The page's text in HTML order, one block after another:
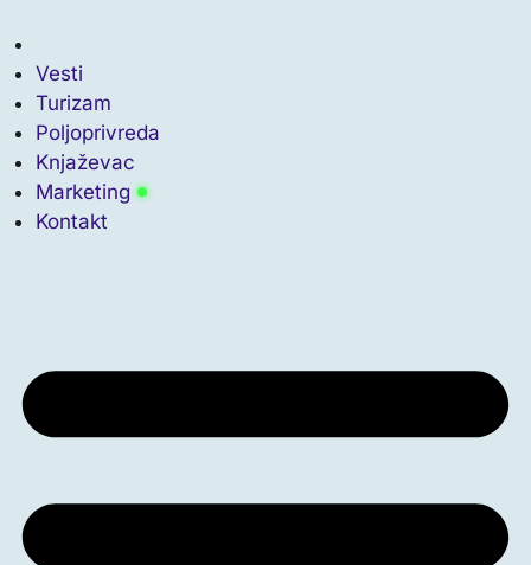
Vesti
Turizam
Poljoprivreda
Knjaževac
Marketing
Kontakt